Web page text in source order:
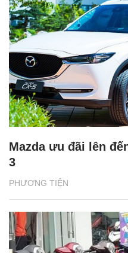
PHƯƠNG TIỆN
Mazda ưu đãi lên
3